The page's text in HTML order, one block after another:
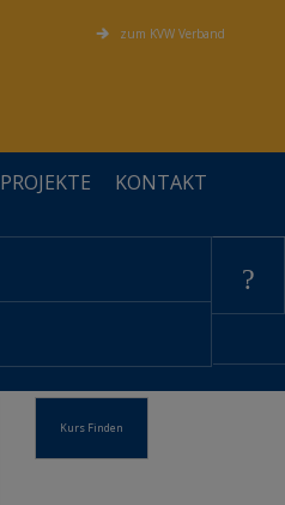
zum KVW Verband
PROJEKTE KONTAKT
?
Kurs Finden